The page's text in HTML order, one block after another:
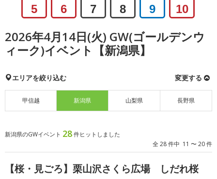
5 6 7 8 9 10
2026年4月14日(火) GW(ゴールデンウ
ィーク)イベント【新潟県】
エリアを絞り込む 変更する
甲信越 新潟県 山梨県 長野県
新潟県のGWイベント 28件ヒットしました
全 28 件中 11 〜 20 件
【桜・見ごろ】栗山沢さくら広場 しだれ桜